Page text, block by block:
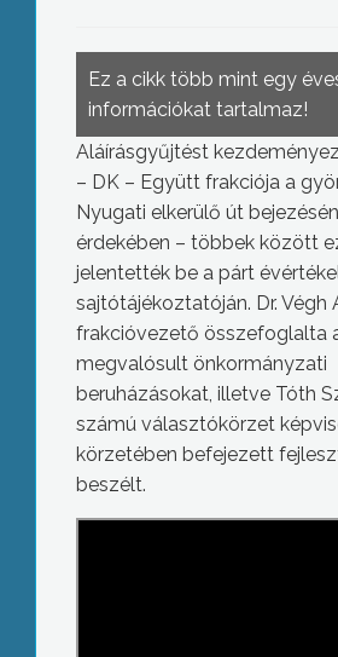
Ez a cikk több mint egy
információkat tartalmaz!
Aláírásgyűjtést
– DK – Együtt frakciója a
Nyugati elkerülő út
érdekében – többek között
jelentették be a párt
sajtótájékoztatóján. Dr. Végh
frakcióvezető összefoglalta
megvalósult önkormányzati
beruházásokat, illetve Tóth
számú választókörzet
körzetében befejezett
beszélt.